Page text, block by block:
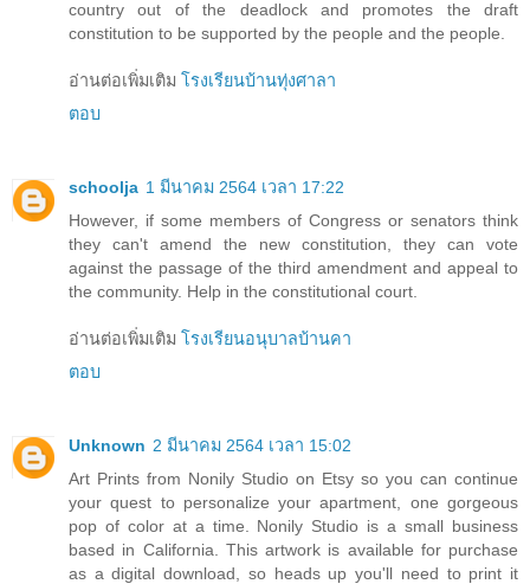
country out of the deadlock and promotes the draft
constitution to be supported by the people and the people.
อ่านต่อเพิ่มเติม โรงเรียนบ้านทุ่งศาลา
ตอบ
schoolja 1 มีนาคม 2564 เวลา 17:22
However, if some members of Congress or senators think
they can't amend the new constitution, they can vote
against the passage of the third amendment and appeal to
the community. Help in the constitutional court.
อ่านต่อเพิ่มเติม โรงเรียนอนุบาลบ้านคา
ตอบ
Unknown 2 มีนาคม 2564 เวลา 15:02
Art Prints from Nonily Studio on Etsy so you can continue
your quest to personalize your apartment, one gorgeous
pop of color at a time. Nonily Studio is a small business
based in California. This artwork is available for purchase
as a digital download, so heads up you'll need to print it